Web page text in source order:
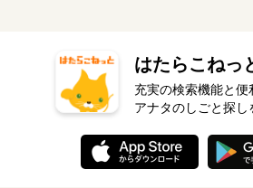
はたらこねっ
充実の検索機能と便
アナタのしごと探し